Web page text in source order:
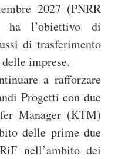
2027 (PNRR
ha l’obiettivo di
di trasferimento
imprese.
a rafforzare
Progetti con due
Manager (KTM)
delle prime due
nell’ambito dei